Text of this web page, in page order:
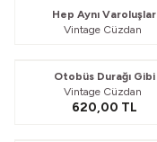
Hep Aynı Varoluşlar
Vintage Cüzdan
Otobüs Durağı Gibi
Vintage Cüzdan
620,00 TL